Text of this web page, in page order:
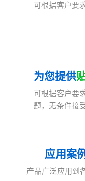
可根据客户要
为您提供
可根据客户要
题，无条件接
应用案
产品广泛应用到